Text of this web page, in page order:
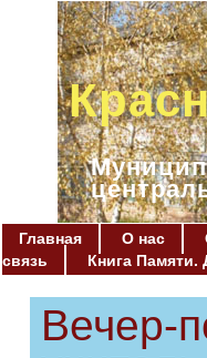
Главная О нас
связь
Книга Памяти.
Вечер-